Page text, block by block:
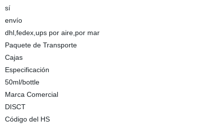
sí
envío
dhl,fedex,ups por aire,por mar
Paquete de Transporte
Cajas
Especificación
50ml/bottle
Marca Comercial
DISCT
Código del HS